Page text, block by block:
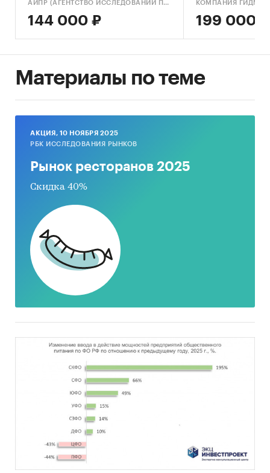
АИПР (АГЕНТСТВО ИССЛЕДОВАНИЙ ПРОМЫШЛЕННЫХ И ПОТРЕБИТЕЛЬСКИХ РЫНКОВ)
144 000 ₽
КОМПАНИЯ
199 000 ₽
Материалы по теме
AКЦИЯ, 10 НОЯБРЯ 2025
РБК ИССЛЕДОВАНИЯ РЫНКОВ
Рынок ресторанов 2025
Скидка 40%